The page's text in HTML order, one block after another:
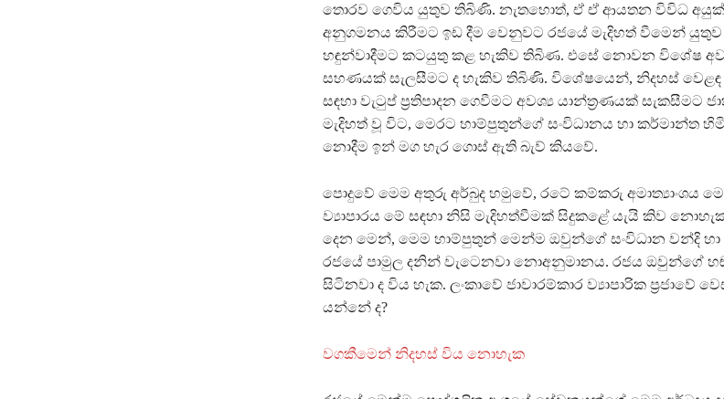
තොරව ගෙවිය යුතුව තිබිණි. නැතහොත්, ඒ ඒ ආයතන විවිධ
අනුගමනය කිරීමට ඉඩ දීම වෙනුවට රජයේ මැදිහත් වීමෙන් යුතුව
හඳුන්වාදීමට කටයුතු කළ හැකිව තිබිණ. එසේ නොවන විශේෂ
සහණයක් සැලසීමට ද හැකිව තිබිණි. විශේෂයෙන්, නිදහස්
සඳහා වැටුප් ප‍්‍රතිපාදන ගෙවීමට අවශ්‍ය යාන්ත‍්‍රණයක් සැකසීමට
මැදිහත් වූ විට, මෙරට හාම්පුතුන්ගේ සංවිධානය හා කර්මාන්ත
නොදීම ඉන් මග හැර ගොස් ඇති බැව් කියවේ.
පොදුවේ මෙම අතුරු අර්බුද හමුවේ, රටේ කම්කරු අමාත්‍යාංශය
ව්‍යාපාරය මේ සඳහා නිසි මැදිහත්වීමක් සිදුකළේ යැයි කිව
දෙන මෙන්, මෙම හාම්පුතුන් මෙන්ම ඔවුන්ගේ සංවිධාන වන්දි
රජයේ පාමුල දනින් වැටෙනවා නොඅනුමානය. රජය ඔවුන්ගේ
සිටිනවා ද විය හැක. ලංකාවේ ජාවාරම්කාර ව්‍යාපාරික ප‍්‍රජාවේ
යන්නේ ද?
වගකීමෙන් නිදහස් විය නොහැක